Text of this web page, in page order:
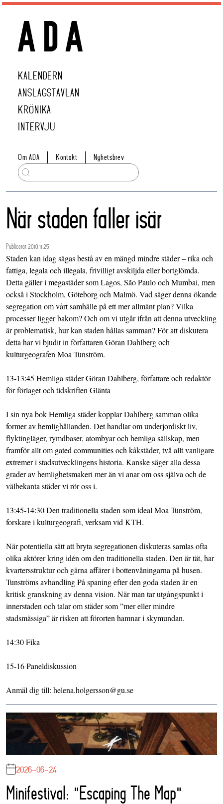
KALENDERN
ANSLAGSTAVLAN
KRÖNIKA
INTERVJU
Om ADA Kontakt Nyhetsbrev
När staden faller isär
Publicerat 2010.11.25
Staden kan idag sägas bestå av en mängd mindre städer – rika och
fattiga, legala och illegala, frivilligt avskiljda eller bortglömda.
Detta gäller i megastäder som Lagos, São Paulo och Mumbai, men
också i Stockholm, Göteborg och Malmö. Vad säger denna ökande
segregation om vårt samhälle på ett mer allmänt plan? Vilka
processer ligger bakom? Och om vi utgår ifrån att denna utveckling
är problematisk, hur kan staden hållas samman? För att diskutera
detta har vi bjudit in författaren Göran Dahlberg och
kulturgeografen Moa Tunström.
13-13:45 Hemliga städer Göran Dahlberg, författare och redaktör
för förlaget och tidskriften Glänta
I sin nya bok Hemliga städer kopplar Dahlberg samman olika
former av hemlighållanden. Det handlar om underjordiskt liv,
flyktingläger, rymdbaser, atombyar och hemliga sällskap, men
framför allt om gated communities och kåkstäder, två allt vanligare
extremer i stadsutvecklingens historia. Kanske säger alla dessa
grader av hemlighetsmakeri mer än vi anar om oss själva och de
välbekanta städer vi rör oss i.
13:45-14:30 Den traditionella staden som ideal Moa Tunström,
forskare i kulturgeografi, verksam vid KTH.
När potentiella sätt att bryta segregationen diskuteras samlas ofta
olika aktörer kring idén om den traditionella staden. Den är tät, har
kvartersstruktur och gärna affärer i bottenvåningarna på husen.
Tunströms avhandling På spaning efter den goda staden är en
kritisk granskning av denna vision. När man tar utgångspunkt i
innerstaden och talar om städer som ”mer eller mindre
stadsmässiga” är risken att förorten hamnar i skymundan.
14:30 Fika
15-16 Paneldiskussion
Anmäl dig till: helena.holgersson@gu.se
2026-06-24
Minifestival: "Escaping The Map"